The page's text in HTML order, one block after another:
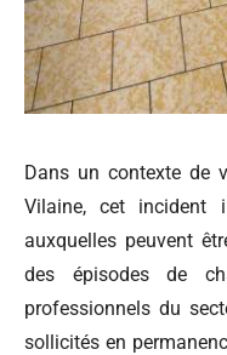
Dans un contexte de
Vilaine, cet incident
auxquelles peuvent
des épisodes de
professionnels du
sollicités en